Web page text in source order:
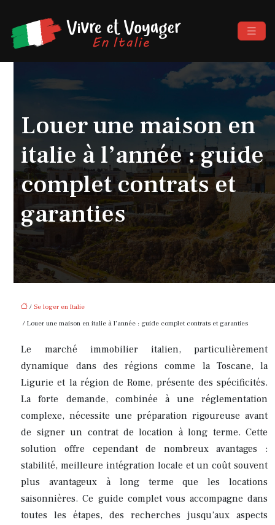
Louer une maison en
italie à l’année : guide
complet contrats et
garanties
/ Se loger en Italie
/ Louer une maison en italie à l’année : guide complet contrats et garanties
Le marché immobilier italien, particulièrement
dynamique dans des régions comme la Toscane, la
Ligurie et la région de Rome, présente des spécificités.
La forte demande, combinée à une réglementation
complexe, nécessite une préparation rigoureuse avant
de signer un contrat de location à long terme. Cette
solution offre cependant de nombreux avantages :
stabilité, meilleure intégration locale et un coût souvent
plus avantageux à long terme que les locations
saisonnières. Ce guide complet vous accompagne dans
toutes les étapes, des recherches jusqu’aux aspects